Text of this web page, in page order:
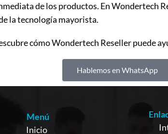
de los productos. En Wondertech
la tecnología mayorista.
cómo Wondertech Reseller puede
Hablemos en WhatsApp
Menú
Inicio